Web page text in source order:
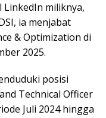
miliknya,
ia menjabat
& Optimization di
2025.
posisi
Technical Officer
Juli 2024 hingga